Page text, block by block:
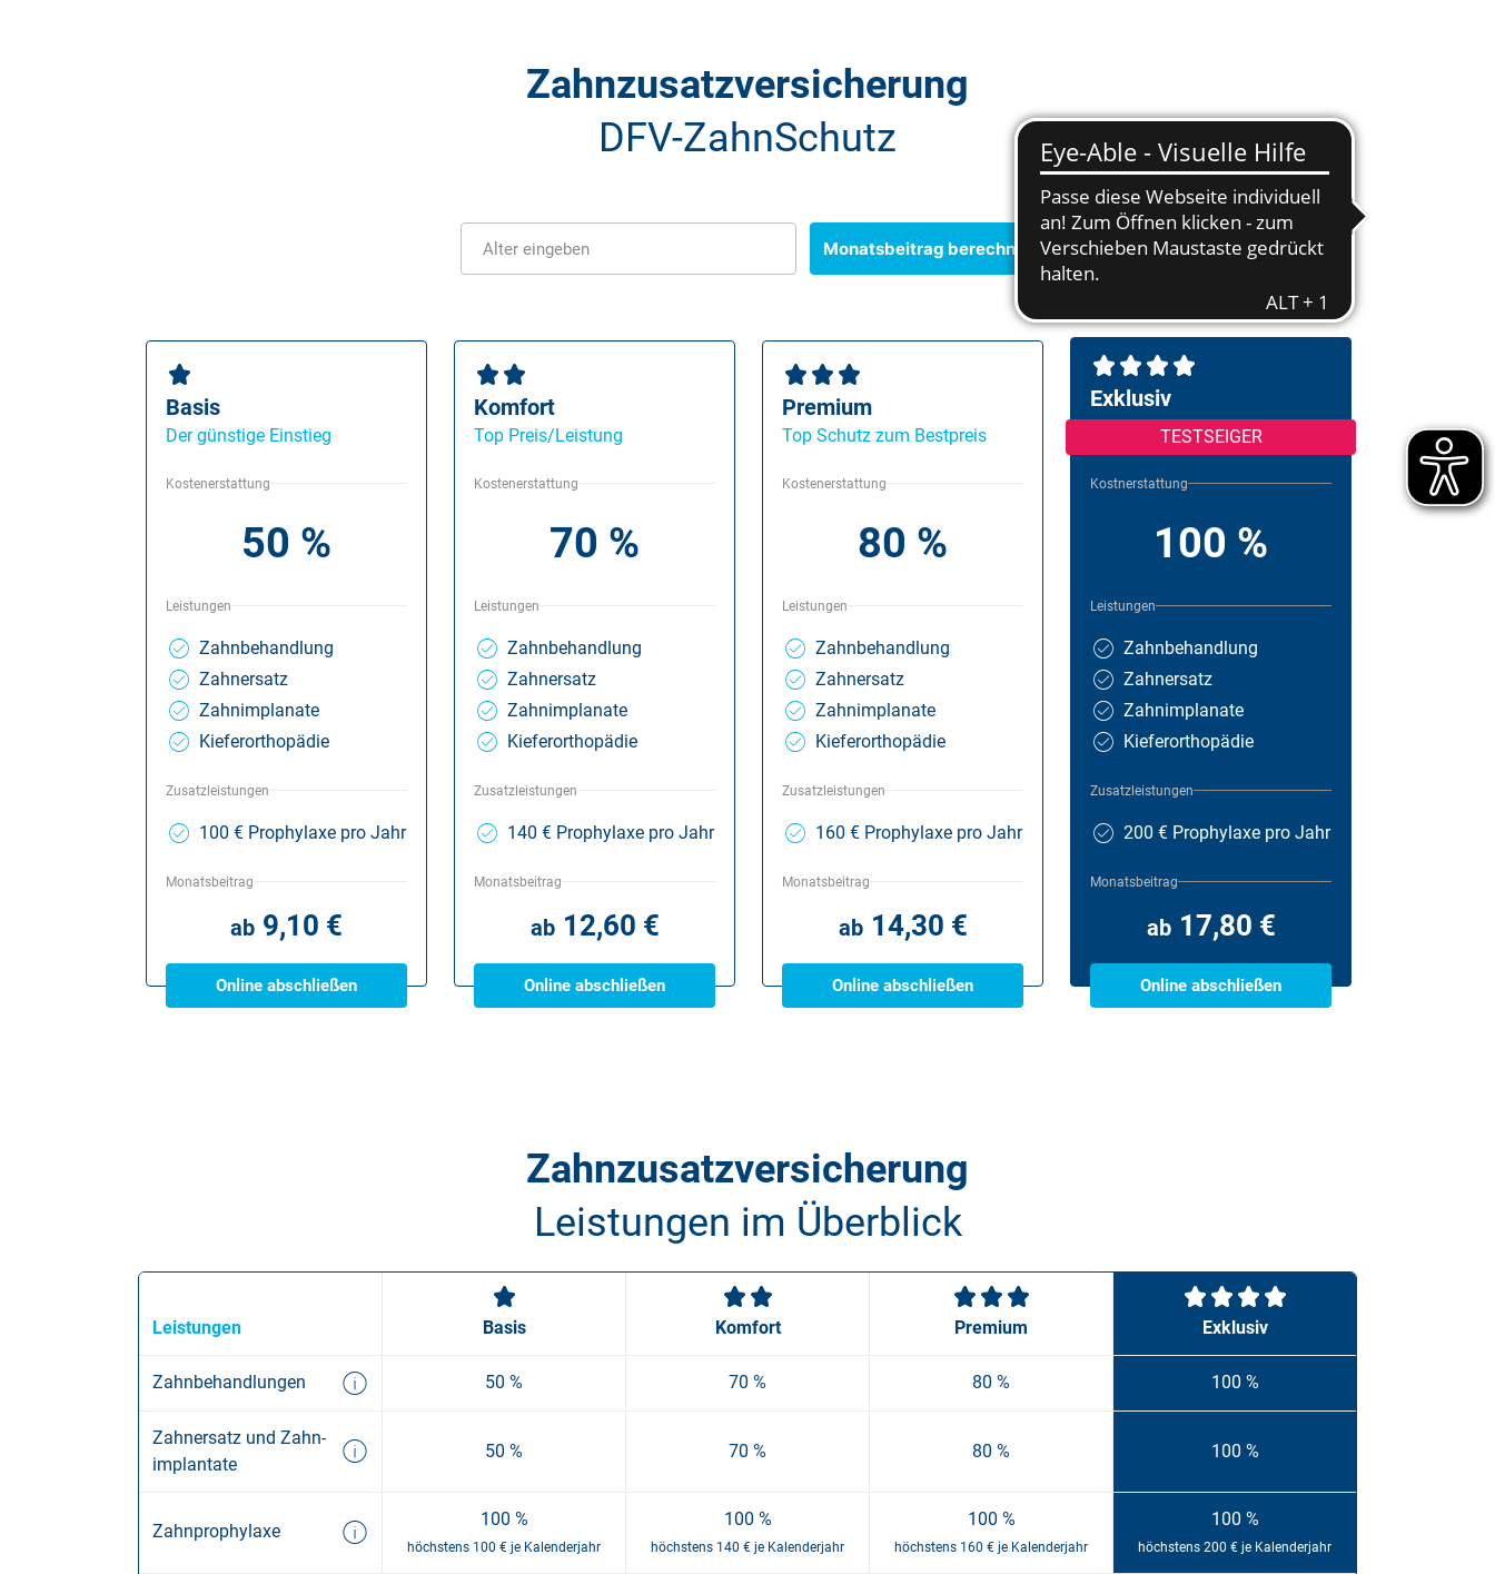
Zahnzusatzversicherung
DFV-ZahnSchutz
Alter eingeben Monatsbeitrag berechnen
Basis
Der günstige Einstieg
Kostenerstattung
50 %
Leistungen
Zahnbehandlung
Zahnersatz
Zahnimplanate
Kieferorthopädie
Zusatzleistungen
100 € Prophylaxe pro Jahr
Monatsbeitrag
ab 9,10 €
Online abschließen
Komfort
Top Preis/Leistung
Kostenerstattung
70 %
Leistungen
Zahnbehandlung
Zahnersatz
Zahnimplanate
Kieferorthopädie
Zusatzleistungen
140 € Prophylaxe pro Jahr
Monatsbeitrag
ab 12,60 €
Online abschließen
Premium
Top Schutz zum Bestpreis
Kostenerstattung
80 %
Leistungen
Zahnbehandlung
Zahnersatz
Zahnimplanate
Kieferorthopädie
Zusatzleistungen
160 € Prophylaxe pro Jahr
Monatsbeitrag
ab 14,30 €
Online abschließen
Exklusiv
TESTSEIGER
Kostnerstattung
100 %
Leistungen
Zahnbehandlung
Zahnersatz
Zahnimplanate
Kieferorthopädie
Zusatzleistungen
200 € Prophylaxe pro Jahr
Monatsbeitrag
ab 17,80 €
Online abschließen
Zahnzusatzversicherung
Leistungen im Überblick
Leistungen Basis Komfort Premium Exklusiv
Zahn­behand­lungen 50 % 70 % 80 % 100 %
Zahner­satz und Zahn­
implantate
50 % 70 % 80 % 100 %
Zahn­pro­phy­la­xe
100 %
höchstens 100 € je Kalenderjahr
100 %
höchstens 140 € je Kalenderjahr
100 %
höchstens 160 € je Kalenderjahr
100 %
höchstens 200 € je Kalenderjahr